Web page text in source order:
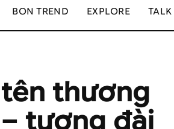
BON TREND EXPLORE TALK
tên thương
tượng đài